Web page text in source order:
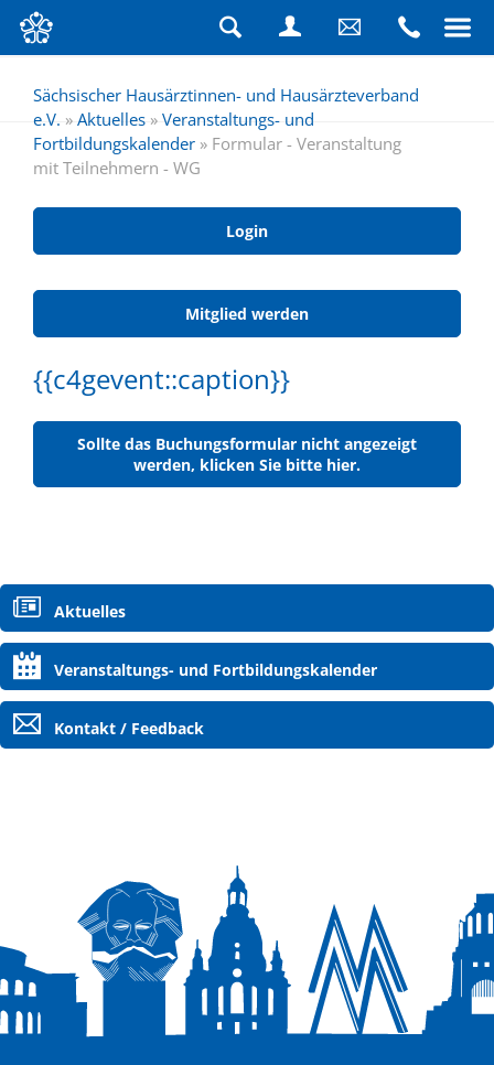
Sie
eine
Sie
an
Sächsischer Hausärztinnen- und Hausärzteverband
e.V. » Aktuelles» Veranstaltungs- und
Fortbildungskalender» Formular - Veranstaltung
mit Teilnehmern - WG
Login
Mitglied werden
{{c4gevent::caption}}
Sollte das Buchungsformular nicht angezeigt
werden, klicken Sie bitte hier.
Aktuelles
Veranstaltungs- und Fortbildungskalender
Kontakt / Feedback